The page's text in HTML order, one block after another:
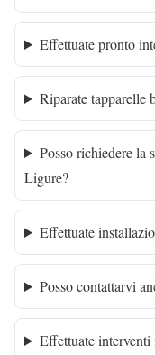
Effettuate pronto
Riparate tapparelle
Posso richiedere la
Ligure?
Effettuate
Posso contattarvi
Effettuate